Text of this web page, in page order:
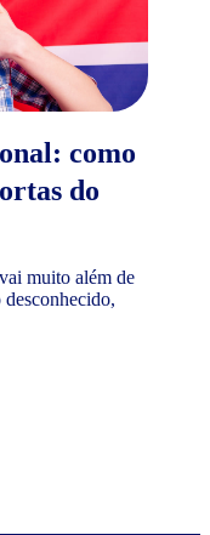
como
do
muito além de